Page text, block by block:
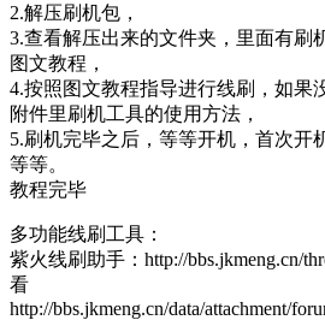
2.解压刷机包，
3.查看解压出来的文件夹，里面有刷
图文教程，
4.按照图文教程指导进行线刷，如果
附件里刷机工具的使用方法，
5.刷机完毕之后，等等开机，首次开
等等。
教程完毕
多功能线刷工具：
紫火线刷助手：http://bbs.jkmeng.cn/
看
http://bbs.jkmeng.cn/data/attachment/